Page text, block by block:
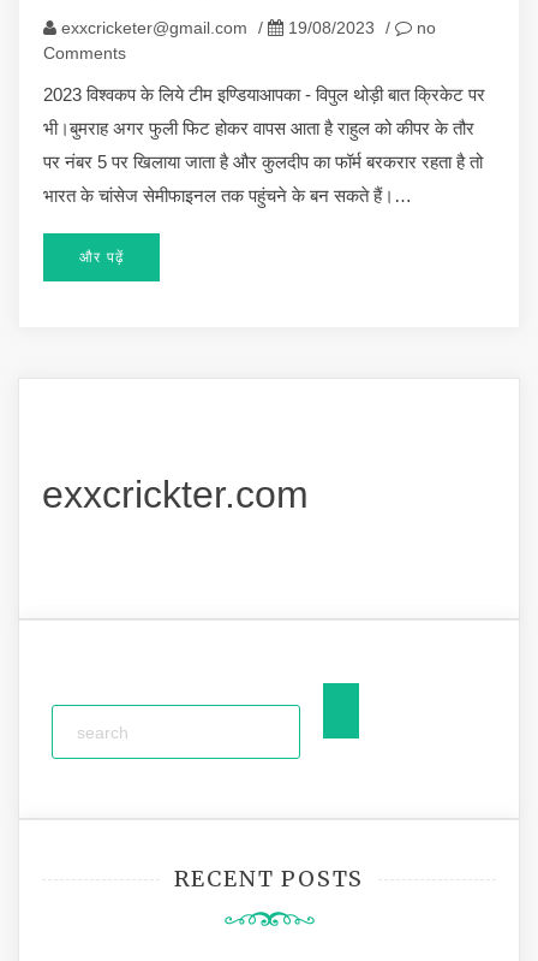
exxcricketer@gmail.com / 19/08/2023 /
no
Comments
2023 विश्वकप के लिये टीम इण्डियाआपका - विपुल थोड़ी बात क्रिकेट पर
भी।बुमराह अगर फुली फिट होकर वापस आता है राहुल को कीपर के तौर
पर नंबर 5 पर खिलाया जाता है और कुलदीप का फॉर्म बरकरार रहता है तो
भारत के चांसेज सेमीफाइनल तक पहुंचने के बन सकते हैं।…
और पढ़ें
exxcrickter.com
RECENT POSTS